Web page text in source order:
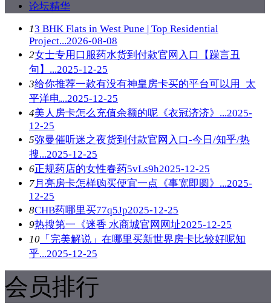
论坛精华
13 BHK Flats in West Pune | Top Residential
Project...2026-08-08
2女士专用口服药水货到付款官网入口【躁言丑
句】...2025-12-25
3给你推荐一款有没有神皇房卡买的平台可以用_太
平洋电...2025-12-25
4美人房卡怎么充值余额的呢《衣冠济济》...2025-
12-25
5弥曼催听迷之夜货到付款官网入口-今日/知乎/热
搜...2025-12-25
6正规药店的女性春药5vLs9h2025-12-25
7月亮房卡怎样购买便宜一点《事宽即圆》...2025-
12-25
8CHB药哪里买77q5Jp2025-12-25
9热搜第一《迷香 水商城官网网址2025-12-25
10 「完美解说」在哪里买新世界房卡比较好呢知
乎...2025-12-25
会员排行